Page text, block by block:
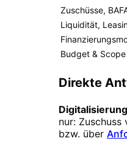
Zuschüsse,
Liquidität,
Budget &
Direkte
nur:
bzw. über